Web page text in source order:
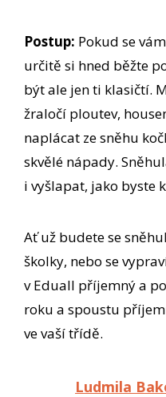
Postup: Pokud se
určitě si hned běžte
být ale jen ti klasičtí.
žraločí ploutev,
naplácat ze sněhu
skvělé nápady.
i vyšlapat, jako byste
Ať už budete se
školky, nebo se
v Eduall příjemný a
roku a spoustu
ve vaší třídě.
Ludmila